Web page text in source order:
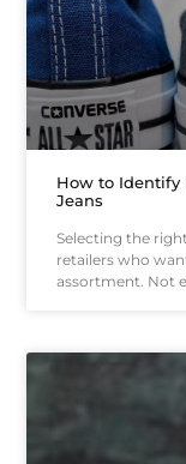
How to Identify
Jeans
Selecting the
retailers who
assortment. Not